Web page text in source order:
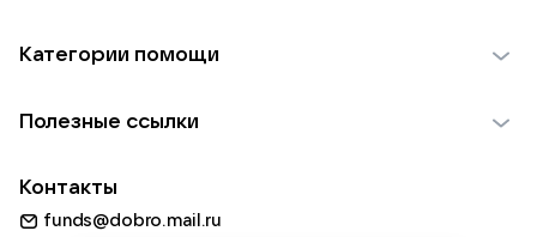
Использование материалов
Для НКО
Партнерам
Категории помощи
Пожилым
Животным
Полезные ссылки
Контакты
funds@dobro.mail.ru